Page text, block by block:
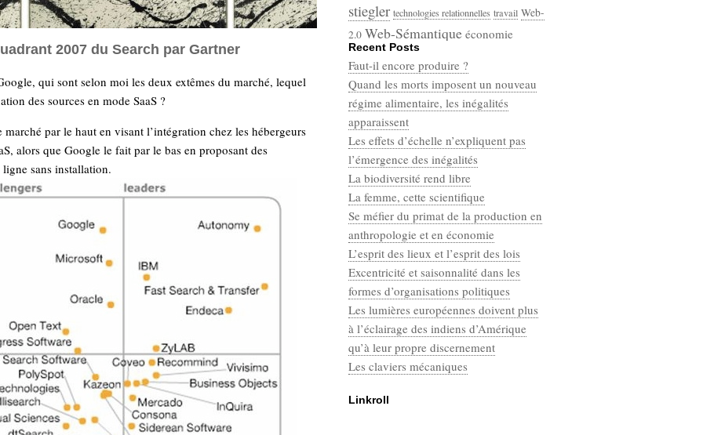
2007 du Search par Gartner
qui sont selon moi les deux extêmes du marché, lequel
des sources en mode SaaS ?
marché par le haut en visant l’intégration chez les hébergeurs
alors que Google le fait par le bas en proposant des
sans installation.
Recent Posts
Faut-il encore produire ?
Quand les morts imposent un nouveau
régime alimentaire, les inégalités
apparaissent
Les effets d’échelle n’expliquent pas
l’émergence des inégalités
La biodiversité rend libre
La femme, cette scientifique
Se méfier du primat de la production en
anthropologie et en économie
L’esprit des lieux et l’esprit des lois
Excentricité et saisonnalité dans les
formes d’organisations politiques
Les lumières européennes doivent plus
à l’éclairage des indiens d’Amérique
qu’à leur propre discernement
Les claviers mécaniques
Linkroll
stiegler technologies relationnelles travail Web-
2.0 Web-Sémantique économie
écriture
Categories
Défaut